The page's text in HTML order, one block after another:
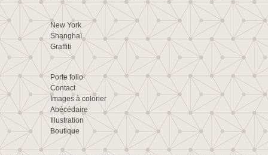
New York
Shanghaï
Graffiti
Porte folio
Contact
Images à colorier
Abécédaire
Illustration
Boutique